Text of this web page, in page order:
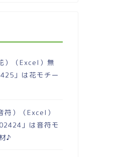
）（Excel）無
」は花モチー
符）（Excel）
」は音符モ
♪